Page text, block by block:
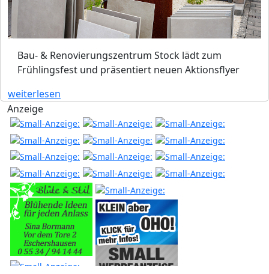
Bau- & Renovierungszentrum Stock lädt zum
Frühlingsfest und präsentiert neuen Aktionsflyer
weiterlesen
Anzeige